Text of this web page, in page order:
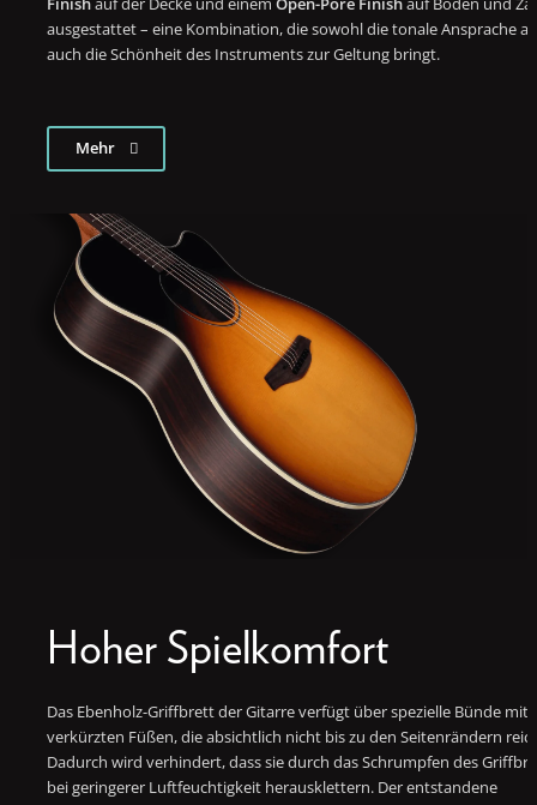
ausgestattet – eine Kombination, die sowohl die tonale Ansprache
auch die Schönheit des Instruments zur Geltung bringt.
Mehr
Hoher Spielkomfort
Das Ebenholz-Griffbrett der Gitarre verfügt über spezielle Bünde mit
verkürzten Füßen, die absichtlich nicht bis zu den Seitenrändern
Dadurch wird verhindert, dass sie durch das Schrumpfen des
bei geringerer Luftfeuchtigkeit herausklettern. Der entstandene